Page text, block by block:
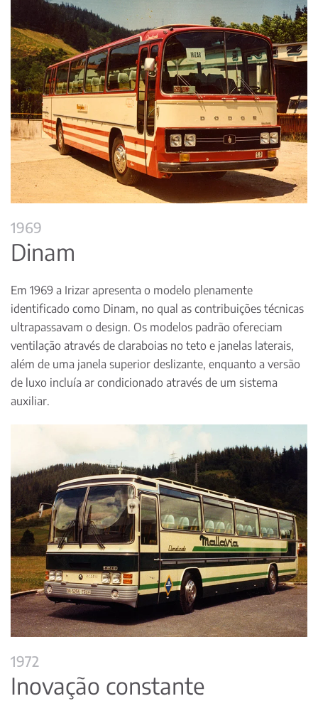
1969
Dinam
Em 1969 a Irizar apresenta o modelo plenamente
identificado como Dinam, no qual as contribuições técnicas
ultrapassavam o design. Os modelos padrão ofereciam
ventilação através de claraboias no teto e janelas laterais,
além de uma janela superior deslizante, enquanto a versão
de luxo incluía ar condicionado através de um sistema
auxiliar.
1972
Inovação constante